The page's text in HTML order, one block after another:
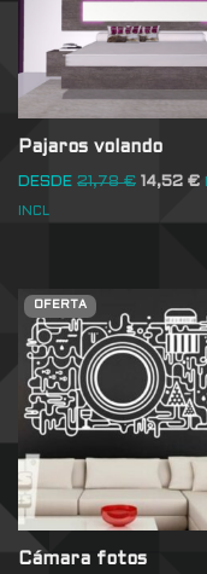
Pajaros volando
DESDE 21,78€ 14,52 €
INCL
OFERTA
Cámara fotos